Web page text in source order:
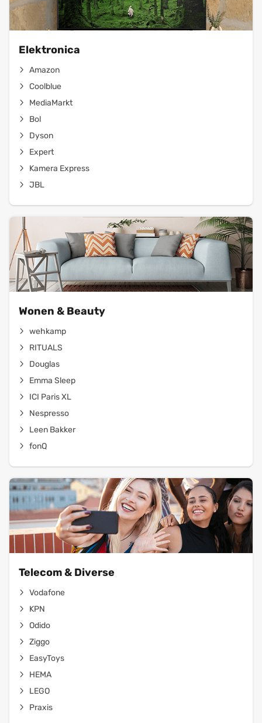
Elektronica
Amazon
Coolblue
MediaMarkt
Bol
Dyson
Expert
Kamera Express
JBL
Wonen & Beauty
wehkamp
RITUALS
Douglas
Emma Sleep
ICI Paris XL
Nespresso
Leen Bakker
fonQ
Telecom & Diverse
Vodafone
KPN
Odido
Ziggo
EasyToys
HEMA
LEGO
Praxis